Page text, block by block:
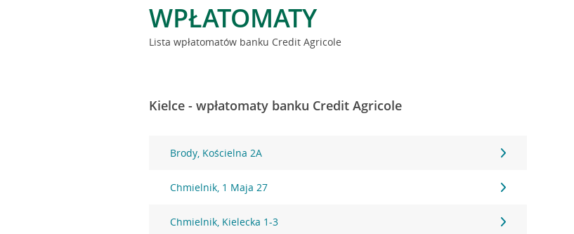
WPŁATOMATY
Lista wpłatomatów banku Credit Agricole
Kielce - wpłatomaty banku Credit Agricole
Brody, Kościelna 2A
Chmielnik, 1 Maja 27
Chmielnik, Kielecka 1-3